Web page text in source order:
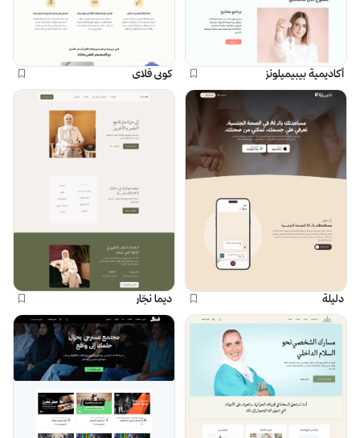
أكاديمية بيبيميلونز كوبي فلاي
دليلة ديما نجّار